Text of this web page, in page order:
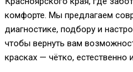
комфорте. Мы предлагаем
диагностике, подбору и
чтобы вернуть вам
красках — чётко, естественно